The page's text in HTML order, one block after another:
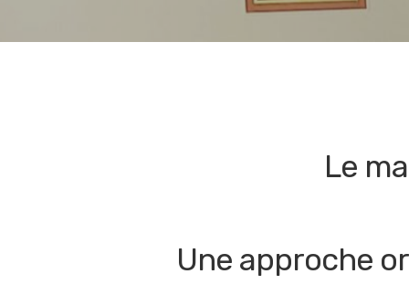
Le
Une approche